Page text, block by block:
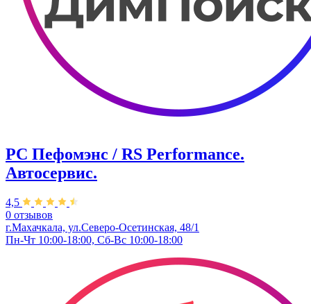
РС Пефомэнс / RS Performance.
Автосервис.
4,5
0 отзывов
г.Махачкала, ул.Северо-Осетинская, 48/1
Пн-Чт 10:00-18:00, Сб-Вс 10:00-18:00